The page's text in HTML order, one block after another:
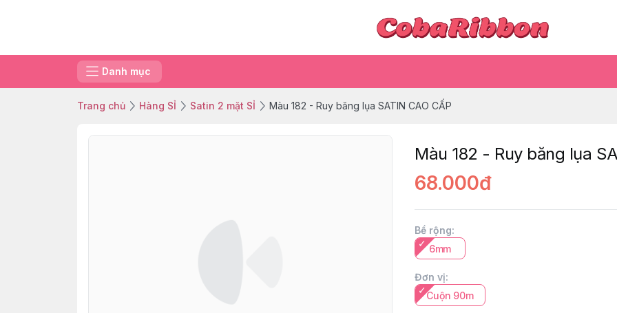
Danh mục
Trang chủ Hàng SỈ Satin 2 mặt SỈ Màu 182 - Ruy băng lụa SATIN CAO CẤP
Màu 182 - Ruy băng lụa
68.000đ
Bề rộng:
6mm
Đơn vị:
Cuộn 90m